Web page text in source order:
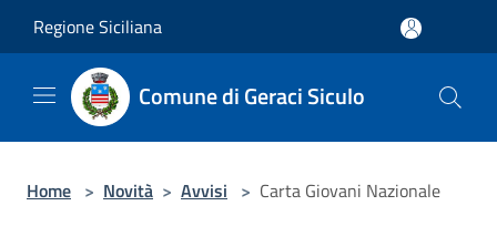
Regione Siciliana
Comune di Geraci Siculo
Home > Novità > Avvisi > Carta Giovani Nazionale